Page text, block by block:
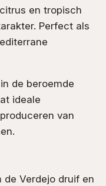
en tropisch
Perfect als
de beroemde
ideale
van
Verdejo druif en